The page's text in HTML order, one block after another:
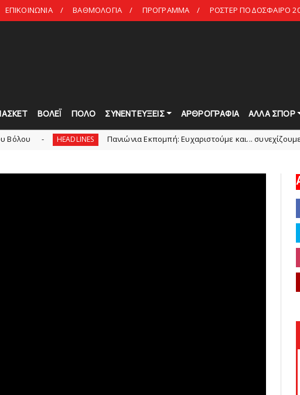
ΕΠΙΚΟΙΝΩΝΙΑ ΒΑΘΜΟΛΟΓΙΑ ΠΡΟΓΡΑΜΜΑ ΡΟΣΤΕΡ ΠΟΔΟΣΦΑΙΡΟ
ΒΟΛΕΪ ΠΟΛΟ ΣΥΝΕΝΤΕΥΞΕΙΣ ΑΡΘΡΟΓΡΑΦΙΑ ΑΛΛΑ ΣΠΟΡ
HEADLINES Πανιώνια Εκπομπή: Eυχαριστούμε και... συνεχίζουμε!